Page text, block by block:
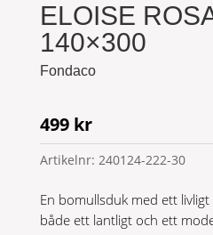
ELOISE
140×300
Fondaco
499 kr
Artikelnr: 240124-222-30
En bomullsduk med ett
både ett lantligt och ett